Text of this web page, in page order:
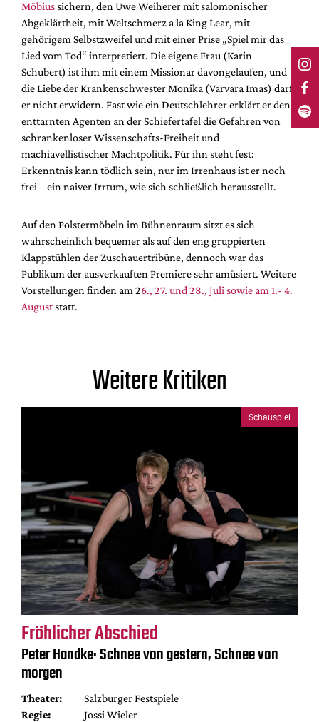
Möbiussichern, den Uwe Weiherer mit salomonischer
Abgeklärtheit, mit Weltschmerz a la King Lear, mit
gehörigem Selbstzweifel und mit einer Prise „Spiel mir das
Lied vom Tod“ interpretiert. Die eigene Frau (Karin
Schubert) ist ihm mit einem Missionar davongelaufen, und
die Liebe der Krankenschwester Monika (Varvara Imas) darf
er nicht erwidern. Fast wie ein Deutschlehrer erklärt er den
enttarnten Agenten an der Schiefertafel die Gefahren von
schrankenloser Wissenschafts-Freiheit und
machiavellistischer Machtpolitik. Für ihn steht fest:
Erkenntnis kann tödlich sein, nur im Irrenhaus ist er noch
frei – ein naiver Irrtum, wie sich schließlich herausstellt.
Auf den Polstermöbeln im Bühnenraum sitzt es sich
wahrscheinlich bequemer als auf den eng gruppierten
Klappstühlen der Zuschauertribüne, dennoch war das
Publikum der ausverkauften Premiere sehr amüsiert. Weitere
Vorstellungen finden am 26., 27. und 28., Juli sowie am 1.- 4.
Auguststatt.
Weitere Kritiken
Schauspiel
Fröhlicher Abschied
Peter Handke: Schnee von gestern, Schnee von
morgen
Theater:
Salzburger Festspiele
Regie:
Jossi Wieler